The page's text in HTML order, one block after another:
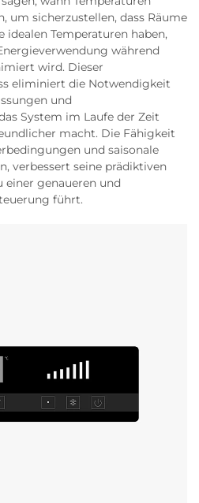
um sicherzustellen, dass Räume
Temperaturen haben,
während
wird. Dieser
eliminiert die Notwendigkeit
und
System im Laufe der Zeit
macht. Die Fähigkeit
und saisonale
verbessert seine prädiktiven
einer genaueren und
führt.